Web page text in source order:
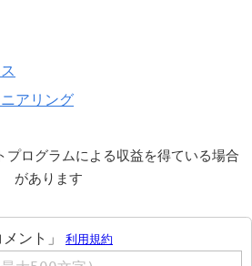
アリング
プログラムによる収益を得ている場合
があります